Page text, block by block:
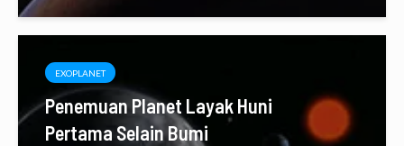
EXOPLANET
Penemuan Planet Layak Huni
Pertama Selain Bumi